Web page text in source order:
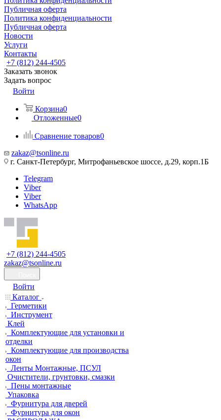
Публичная оферта
Политика конфиденциальности
Публичная оферта
Новости
Услуги
Контакты
+7 (812) 244-4505
Заказать звонок
Задать вопрос
Войти
Корзина0
Отложенные0
Сравнение товаров0
zakaz@tsonline.ru
г. Санкт-Петербург, Митрофаньевское шоссе, д.29, корп.1Б
Telegram
Viber
Viber
WhatsApp
+7 (812) 244-4505
zakaz@tsonline.ru
Войти
Каталог
Герметики
Инструмент
Клей
Комплектующие для установки и
отделки
Комплектующие для производства
окон
Ленты Монтажные, ПСУЛ
Очистители, грунтовки, смазки
Пены монтажные
Упаковка
Фурнитура для дверей
Фурнитура для окон